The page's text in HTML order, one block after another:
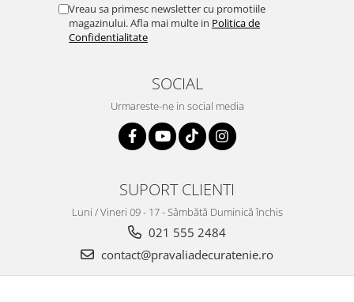
Vreau sa primesc newsletter cu promotiile
magazinului. Afla mai multe in Politica de
Confidentialitate
SOCIAL
Urmareste-ne in social media
SUPORT CLIENTI
Luni / Vineri 09 - 17 - Sâmbătă Duminică închis
021 555 2484
contact@pravaliadecuratenie.ro